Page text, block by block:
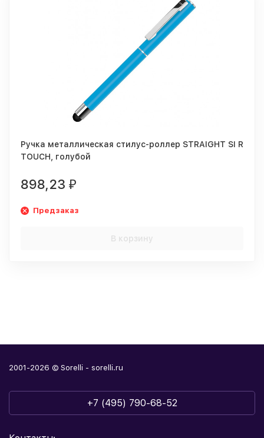
Ручка металлическая стилус-роллер STRAIGHT SI R
TOUCH, голубой
898,23 ₽
Предзаказ
В корзину
2001-2026 © Sorelli - sorelli.ru
+7 (495) 790-68-52